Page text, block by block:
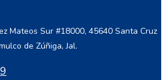
Mateos Sur #18000, 45640 Santa Cruz
de Zúñiga, Jal.